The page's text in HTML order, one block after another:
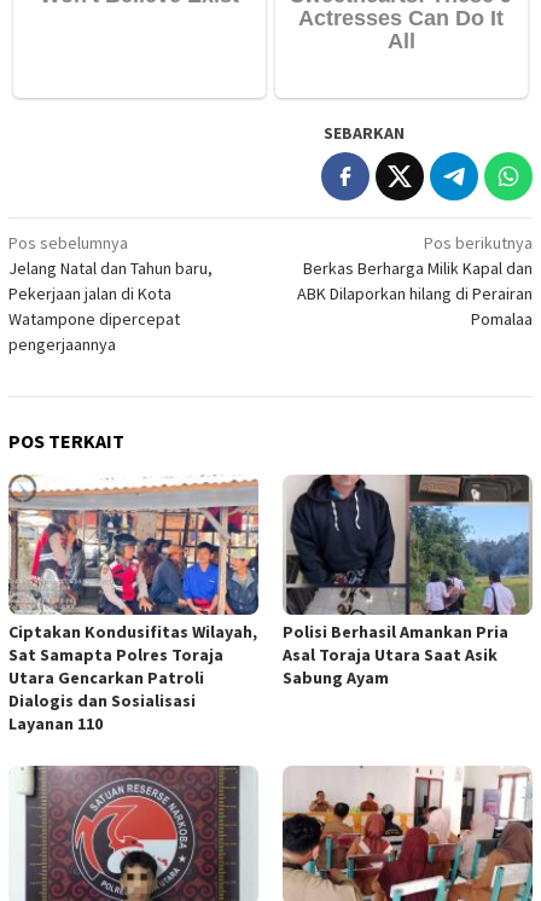
SEBARKAN
Navigasi
pos
Pos sebelumnya
Jelang Natal dan Tahun baru,
Pekerjaan jalan di Kota
Watampone dipercepat
pengerjaannya
Pos berikutnya
Berkas Berharga Milik Kapal dan
ABK Dilaporkan hilang di Perairan
Pomalaa
POS TERKAIT
Ciptakan Kondusifitas Wilayah,
Sat Samapta Polres Toraja
Utara Gencarkan Patroli
Dialogis dan Sosialisasi
Layanan 110
Polisi Berhasil Amankan Pria
Asal Toraja Utara Saat Asik
Sabung Ayam